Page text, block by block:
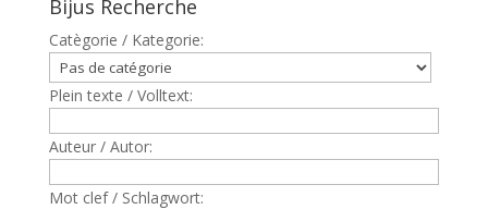
Bijus Recherche
Catègorie / Kategorie:
Plein texte / Volltext:
Auteur / Autor:
Mot clef / Schlagwort: